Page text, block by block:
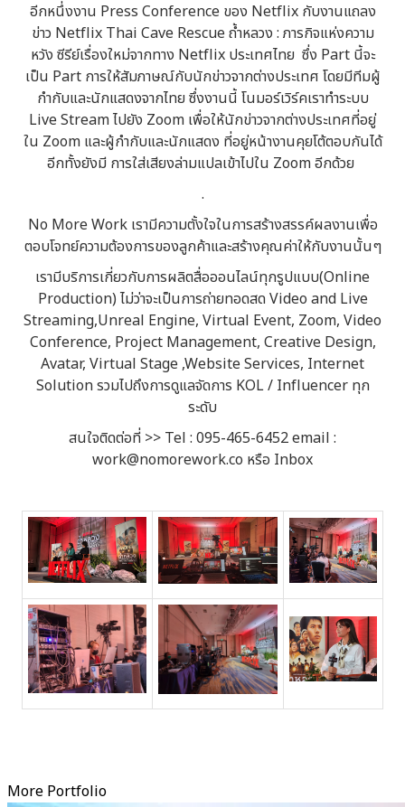
อีกหนึ่งงาน Press Conference ของ Netflix กับงานแถลง
ข่าว Netflix Thai Cave Rescue ถ้ำหลวง : ภารกิจแห่งความ
หวัง ซีรีย์เรื่องใหม่จากทาง Netflix ประเทศไทย ซึ่ง Part นี้จะ
เป็น Part การให้สัมภาษณ์กับนักข่าวจากต่างประเทศ โดยมีทีมผู้
กำกับและนักแสดงจากไทย ซึ่งงานนี้ โนมอร์เวิร์คเราทำระบบ
Live Stream ไปยัง Zoom เพื่อให้นักข่าวจากต่างประเทศที่อยู่
ใน Zoom และผู้กำกับและนักแสดง ที่อยู่หน้างานคุยโต้ตอบกันได้
อีกทั้งยังมี การใส่เสียงล่ามแปลเข้าไปใน Zoom อีกด้วย
.
No More Work เรามีความตั้งใจในการสร้างสรรค์ผลงานเพื่อ
ตอบโจทย์ความต้องการของลูกค้าและสร้างคุณค่าให้กับงานนั้นๆ
เรามีบริการเกี่ยวกับการผลิตสื่อออนไลน์ทุกรูปแบบ(Online
Production) ไม่ว่าจะเป็นการถ่ายทอดสด Video and Live
Streaming,Unreal Engine, Virtual Event, Zoom, Video
Conference, Project Management, Creative Design,
Avatar, Virtual Stage ,Website Services, Internet
Solution รวมไปถึงการดูแลจัดการ KOL / Influencer ทุก
ระดับ
สนใจติดต่อที่ >> Tel : 095-465-6452 email :
work@nomorework.co หรือ Inbox
More Portfolio